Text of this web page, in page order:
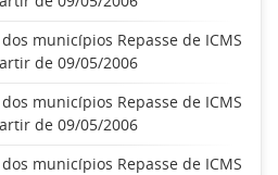
municípios Repasse de ICMS
de 09/05/2006
municípios Repasse de ICMS
de 09/05/2006
municípios Repasse de ICMS